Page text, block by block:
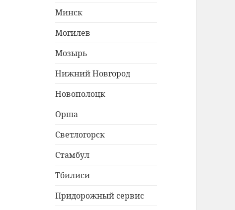
Минск
Могилев
Мозырь
Нижний Новгород
Новополоцк
Орша
Светлогорск
Стамбул
Тбилиси
Придорожный сервис